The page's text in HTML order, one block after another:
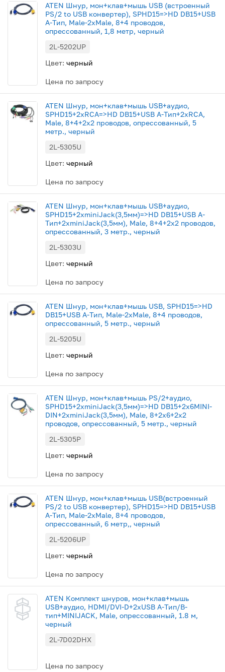
ATEN Шнур, мон+клав+мышь USB (встроенный
PS/2 to USB конвертер), SPHD15=>HD DB15+USB
A-Тип, Male-2xMale, 8+4 проводов,
опрессованный, 1,8 метр, черный
2L-5202UP
Цвет: черный
Цена по запросу
ATEN Шнур, мон+клав+мышь USB+аудио,
SPHD15+2xRCA=>HD DB15+USB A-Тип+2xRCA,
Male, 8+4+2x2 проводов, опрессованный, 5
метр., черный
2L-5305U
Цвет: черный
Цена по запросу
ATEN Шнур, мон+клав+мышь USB+аудио,
SPHD15+2xminiJack(3,5мм)=>HD DB15+USB A-
Тип+2xminiJack(3,5мм), Male, 8+4+2x2 проводов,
опрессованный, 3 метр., черный
2L-5303U
Цвет: черный
Цена по запросу
ATEN Шнур, мон+клав+мышь USB, SPHD15=>HD
DB15+USB A-Тип, Male-2xMale, 8+4 проводов,
опрессованный, 5 метр., черный
2L-5205U
Цвет: черный
Цена по запросу
ATEN Шнур, мон+клав+мышь PS/2+аудио,
SPHD15+2xminiJack(3,5мм)=>HD DB15+2x6MINI-
DIN+2xminiJack(3,5мм), Male, 8+2x6+2x2
проводов, опрессованный, 5 метр., черный
2L-5305P
Цвет: черный
Цена по запросу
ATEN Шнур, мон+клав+мышь USB(встроенный
PS/2 to USB конвертер), SPHD15=>HD DB15+USB
A-Тип, Male-2xMale, 8+4 проводов,
опрессованный, 6 метр,, черный
2L-5206UP
Цвет: черный
Цена по запросу
ATEN Комплект шнуров, мон+клав+мышь
USB+аудио, HDMI/DVI-D+2xUSB A-Тип/B-
тип+MINIJACK, Male, опрессованный, 1.8 м,
черный
2L-7D02DHX
Цена по запросу